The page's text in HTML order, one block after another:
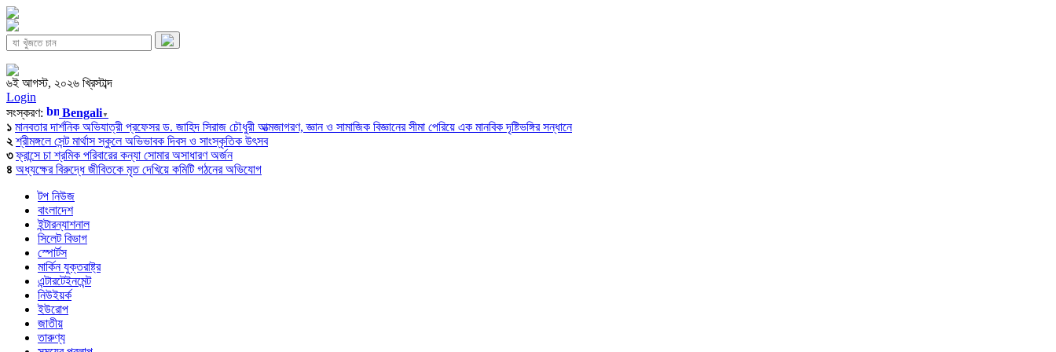
৬ই আগস্ট, ২০২৬ খ্রিস্টাব্দ
Login
সংস্করণ:
Bengali▼
১ মানবতার দার্শনিক অভিযাত্রী প্রফেসর ড. জাহিদ সিরাজ চৌধুরী আত্মজাগরণ, জ্ঞান ও সামাজিক বিজ্ঞানের সীমা পেরিয়ে এক মানবিক দৃষ্টিভঙ্গির সন্ধানে
২ শ্রীমঙ্গলে সেন্ট মার্থাস স্কুলে অভিভাবক দিবস ও সাংস্কৃতিক উৎসব
৩ ফ্রান্সে চা শ্রমিক পরিবারের কন্যা সোমার অসাধারণ অর্জন
৪ অধ্যক্ষের বিরুদ্ধে জীবিতকে মৃত দেখিয়ে কমিটি গঠনের অভিযোগ
টপ নিউজ
বাংলাদেশ
ইন্টারন্যাশনাল
সিলেট বিভাগ
স্পোর্টস
মার্কিন যুক্তরাষ্ট্র
এন্টারটেইনমেন্ট
নিউইয়র্ক
ইউরোপ
জাতীয়
তারুণ্য